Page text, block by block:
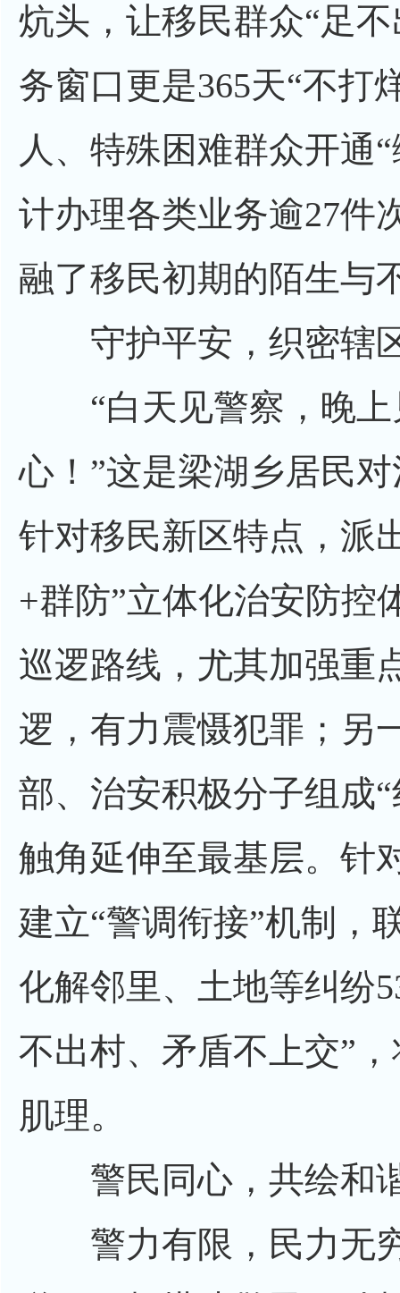
炕头，让移民群众“足
务窗口更是365天“不打
人、特殊困难群众开通
计办理各类业务逾27件
融了移民初期的陌生与
守护平安，织密辖
“白天见警察，晚上
心！”这是梁湖乡居民
针对移民新区特点，派
+群防”立体化治安防控
巡逻路线，尤其加强重
逻，有力震慑犯罪；另
部、治安积极分子组成
触角延伸至最基层。针
建立“警调衔接”机制，
化解邻里、土地等纠纷
不出村、矛盾不上交”
肌理。
警民同心，共绘和
警力有限，民力无